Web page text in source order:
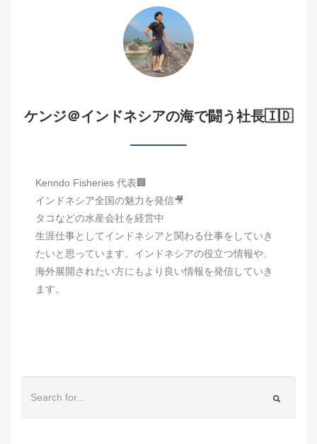
ケンジ＠インドネシアの海で闘う社長🇮🇩
Kenndo Fisheries 代表🏢
インドネシア全国の魅力を発信🎥
タコなどの水産会社を経営中
生涯仕事としてインドネシアと関わる仕事をしていき
たいと思っています。インドネシアの役立つ情報や、
海外展開されたい方にもより良い情報を発信していき
ます。